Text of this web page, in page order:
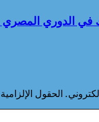
الدوري المصري موسم
الحقول